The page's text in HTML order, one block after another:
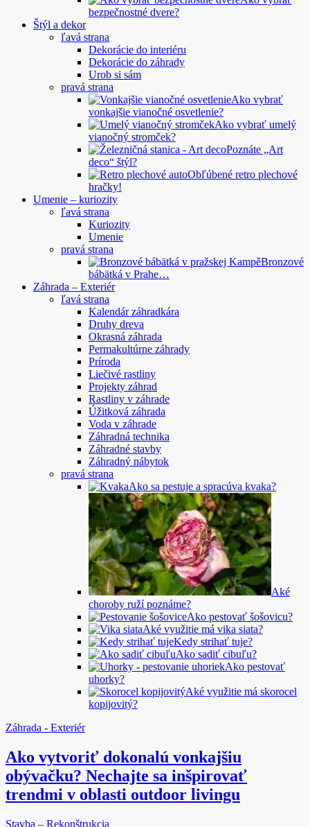
bezpečnostné dvere?
Štýl a dekor
ľavá strana
Dekorácie do interiéru
Dekorácie do záhrady
Urob si sám
pravá strana
Ako vybrať
vonkajšie vianočné osvetlenie?
Ako vybrať umelý
vianočný stromček?
Poznáte „Art
deco“ štýl?
Obľúbené retro plechové
hračky!
Umenie – kuriozity
ľavá strana
Kuriozity
Umenie
pravá strana
Bronzové
bábätká v Prahe…
Záhrada – Exteriér
ľavá strana
Kalendár záhradkára
Druhy dreva
Okrasná záhrada
Permakultúrne záhrady
Príroda
Liečivé rastliny
Projekty záhrad
Rastliny v záhrade
Úžitková záhrada
Voda v záhrade
Záhradná technika
Záhradné stavby
Záhradný nábytok
pravá strana
Ako sa pestuje a spracúva kvaka?
Aké
choroby ruží poznáme?
Ako pestovať šošovicu?
Aké využitie má vika siata?
Kedy strihať tuje?
Ako sadiť cibuľu?
Ako pestovať
uhorky?
Aké využitie má skorocel
kopijovitý?
Záhrada - Exteriér
Ako vytvoriť dokonalú vonkajšiu
obývačku? Nechajte sa inšpirovať
trendmi v oblasti outdoor livingu
Stavba – Rekonštrukcia